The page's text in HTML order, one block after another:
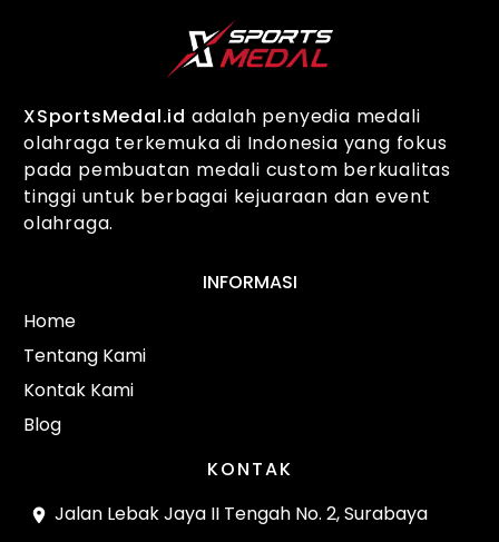
XSportsMedal.id adalah penyedia medali
olahraga terkemuka di Indonesia yang fokus
pada pembuatan medali custom berkualitas
tinggi untuk berbagai kejuaraan dan event
olahraga.
INFORMASI
Home
Tentang Kami
Kontak Kami
Blog
KONTAK
Jalan Lebak Jaya II Tengah No. 2, Surabaya